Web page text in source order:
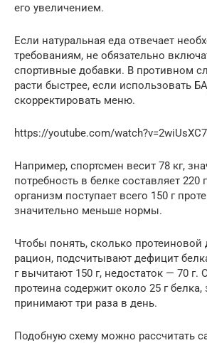
его увеличением.
Если натуральная еда отвечает
требованиям, не обязательно
спортивные добавки. В противном
расти быстрее, если использовать
скорректировать меню.
https://youtube.com/
Например, спортсмен весит 78 кг,
потребность в белке составляет 220
организм поступает всего 150 г
значительно меньше нормы.
Чтобы понять, сколько
рацион, подсчитывают дефицит
г вычитают 150 г, недостаток — 70 г.
протеина содержит около 25 г
принимают три раза в день.
Подобную схему можно рассчитать